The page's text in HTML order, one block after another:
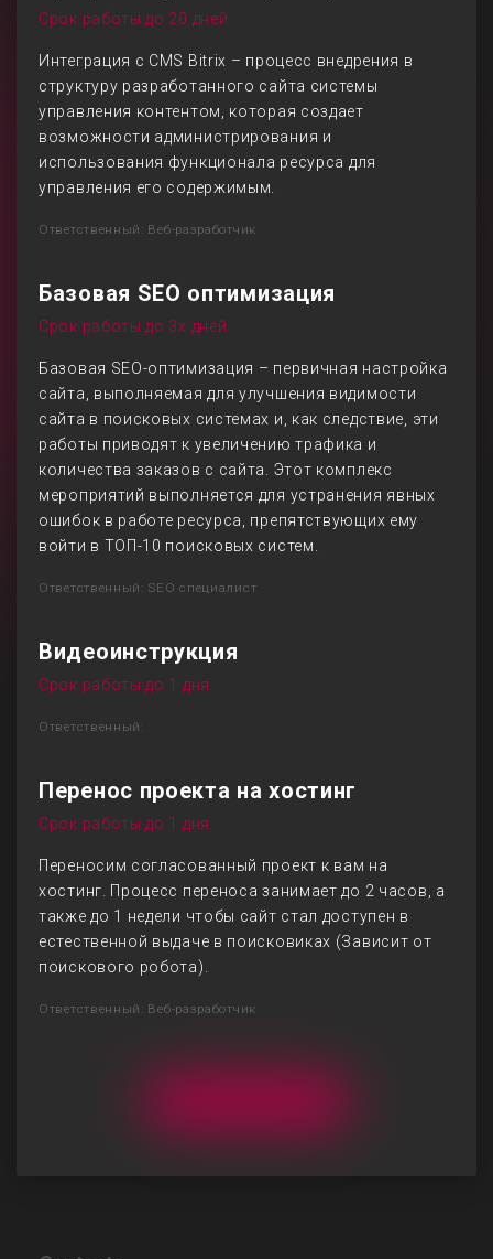
Срок работы до 20 дней
Интеграция с CMS Bitrix – процесс внедрения в
структуру разработанного сайта системы
управления контентом, которая создает
возможности администрирования и
использования функционала ресурса для
управления его содержимым.
Ответственный: Веб-разработчик
Базовая SEO оптимизация
Срок работы до 3х дней
Базовая SEO-оптимизация – первичная настройка
сайта, выполняемая для улучшения видимости
сайта в поисковых системах и, как следствие, эти
работы приводят к увеличению трафика и
количества заказов с сайта. Этот комплекс
мероприятий выполняется для устранения явных
ошибок в работе ресурса, препятствующих ему
войти в ТОП-10 поисковых систем.
Ответственный: SEO специалист
Видеоинструкция
Срок работы до 1 дня
Ответственный:
Перенос проекта на хостинг
Срок работы до 1 дня
Переносим согласованный проект к вам на
хостинг. Процесс переноса занимает до 2 часов, а
также до 1 недели чтобы сайт стал доступен в
естественной выдаче в поисковиках (Зависит от
поискового робота).
Ответственный: Веб-разработчик